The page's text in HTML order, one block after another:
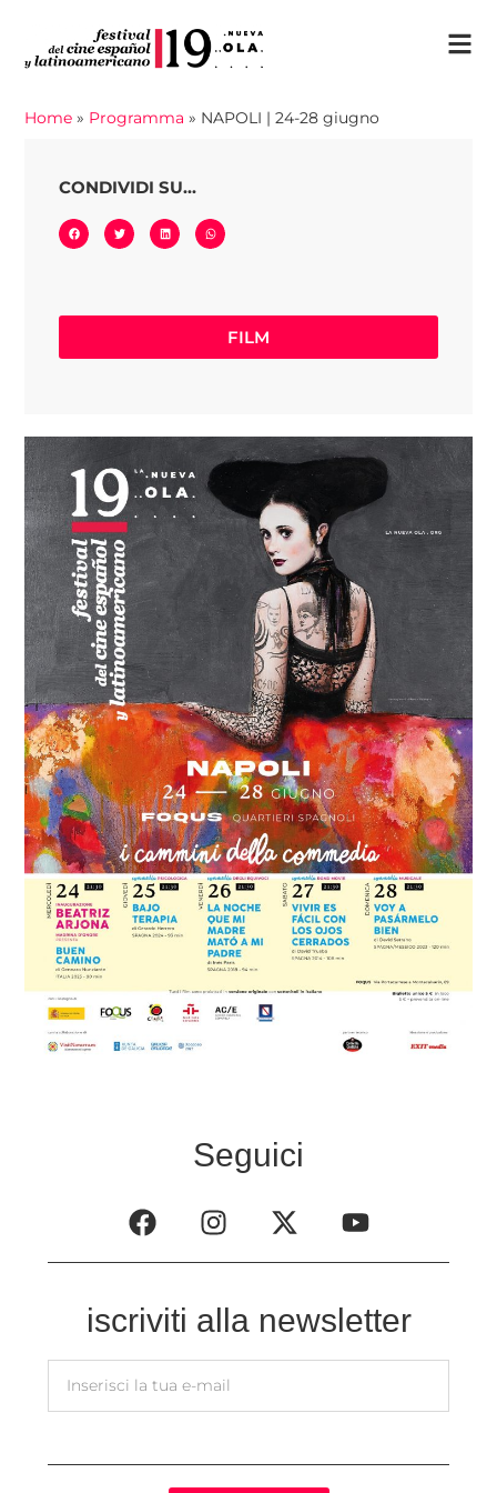
Home » Programma » NAPOLI | 24-28 giugno
CONDIVIDI SU...
FILM
Seguici
iscriviti alla newsletter